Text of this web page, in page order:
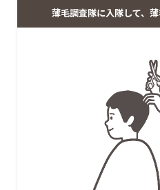
薄毛調査隊に入隊して、